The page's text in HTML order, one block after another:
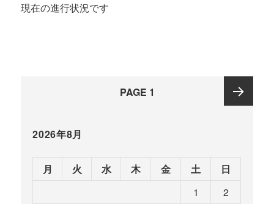
現在の進行状況です
PAGE 1
2026年8月
月 火 水 木 金 土 日
1
2